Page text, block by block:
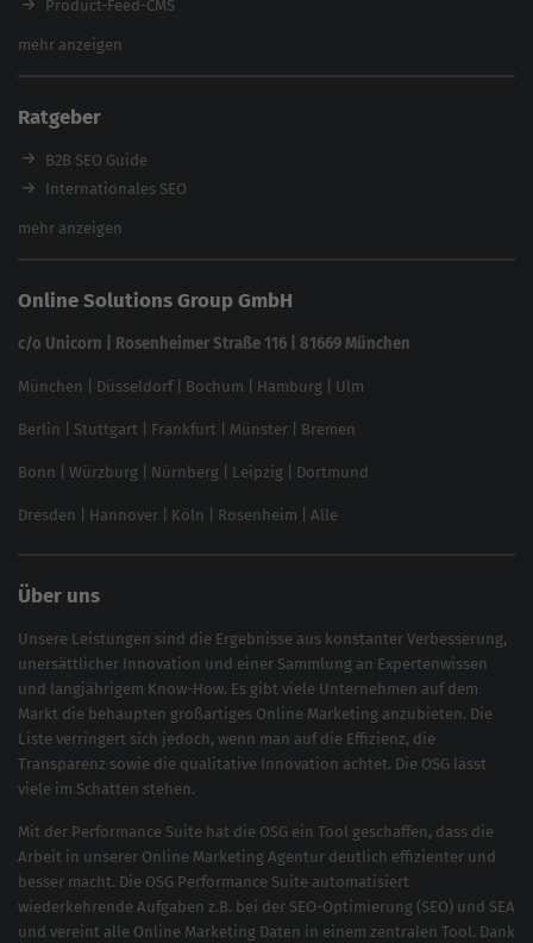
Product-Feed-CMS
Website Analyse
Backlink-Check
Ladezeiten-Check
Brand Protection Tool
Website SEO Check
feed2content.ai
mehr anzeigen
Ratgeber
B2B SEO Guide
Internationales SEO
eCommerce SEO
In ChatGPT gefunden werden
Linkbuilding 2025
Local SEO
SEO für Online Shops
Brand Monitoring 2025
mehr anzeigen
Online Solutions Group GmbH
c/o Unicorn | Rosenheimer Straße 116 | 81669 München
München Düsseldorf| Bochum Hamburg Ulm
Berlin Stuttgart Frankfurt Münster Bremen
Bonn Würzburg Nürnberg Leipzig Dortmund
Dresden Hannover Köln Rosenheim Alle
Über uns
Unsere Leistungen sind die Ergebnisse aus konstanter Verbesserung,
unersättlicher Innovation und einer Sammlung an Expertenwissen
und langjährigem Know-How. Es gibt viele Unternehmen auf dem
Markt die behaupten großartiges Online Marketing anzubieten. Die
Liste verringert sich jedoch, wenn man auf die Effizienz, die
Transparenz sowie die qualitative Innovation achtet. Die OSG lässt
viele im Schatten stehen.
Mit der Performance Suite hat die OSG ein Tool geschaffen, dass die
Arbeit in unserer Online Marketing Agentur deutlich effizienter und
besser macht. Die OSG Performance Suite automatisiert
wiederkehrende Aufgaben z.B. bei der SEO-Optimierung (SEO) und SEA
und vereint alle Online Marketing Daten in einem zentralen Tool. Dank